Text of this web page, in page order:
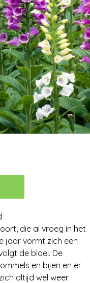
die al vroeg in het
jaar vormt zich een
de bloei. De
en bijen en er
altijd wel weer